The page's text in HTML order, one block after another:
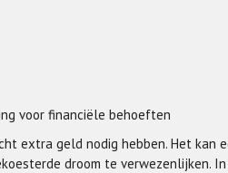
voor financiële behoeften
extra geld nodig hebben. Het kan
droom te verwezenlijken.